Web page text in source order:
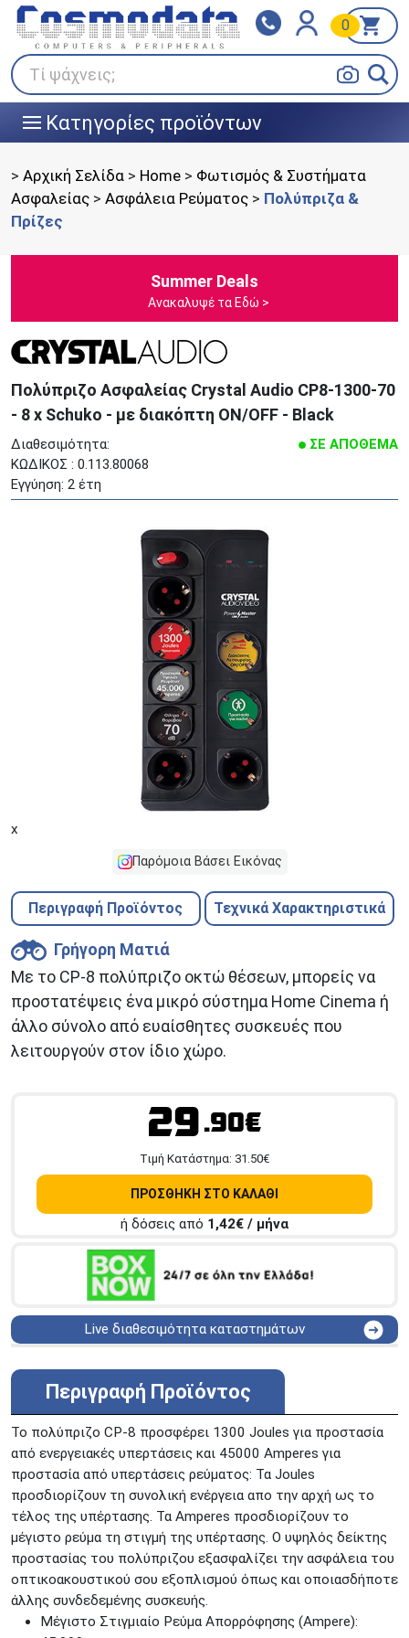
Τί ψάχνεις;
0
||| Κατηγορίες προϊόντων
Klarna
Πληρώστε σε 3
άτοκες δόσεις
BOX NOW
> Αρχική Σελίδα > Home > Φωτισμός & Συστήματα
Ασφαλείας > Ασφάλεια Ρεύματος > Πολύπριζα &
Πρίζες
Summer Deals
Ανακαλυψέ τα Εδώ >
Πολύπριζο Ασφαλείας Crystal Audio CP8-1300-70
- 8 x Schuko - με διακόπτη ON/OFF - Black
Διαθεσιμότητα:
ΣΕ ΑΠΟΘΕΜΑ
ΚΩΔΙΚΟΣ : 0.113.80068
Εγγύηση: 2 έτη
x
Παρόμοια Βάσει Εικόνας
Περιγραφή Προϊόντος Τεχνικά Χαρακτηριστικά
Γρήγορη Ματιά
Με το CP-8 πολύπριζο οκτώ θέσεων, μπορείς να
προστατέψεις ένα μικρό σύστημα Home Cinema ή
άλλο σύνολο από ευαίσθητες συσκευές που
λειτουργούν στον ίδιο χώρο.
29.90€
Tιμή Κατάστημα: 31.50€
ΠΡΟΣΘΗΚΗ ΣΤΟ ΚΑΛΑΘΙ
ή δόσεις από 1,42€ / μήνα
Live διαθεσιμότητα καταστημάτων
ΑΘΗΝΑ
Στουρνάρη 27
ΠΕΡΙΣΤΕΡΙ
ΠΕΙΡΑΙΑΣ
Μαυρομιχάλη 1 και Ακτή
Κονδύλη
ΜΕΤΑΜΟΡΦΩΣΗ
Τατοϊόυ 117
ΓΛΥΦΑΔΑ
A. Παπανδρέου 4
ΚΟΛΩΝΟΣ
Πτολεμαίου Κλαύδιου 8
ΚΕΝΤΡΙΚΕΣ ΑΠΟΘΗΚΕΣ
ΘΕΣΣΑΛΟΝΙΚΗ
Δωδεκανήσου 28 &
Πολυτεχνείου
Προσοχή!
Η Διαθεσιμότητα μεταβάλλεται συνεχώς
Περιγραφή Προϊόντος
Το πολύπριζο CP-8 προσφέρει 1300 Joules για προστασία
από ενεργειακές υπερτάσεις και 45000 Amperes για
προστασία από υπερτάσεις ρεύματος: Τα Joules
προσδιορίζουν τη συνολική ενέργεια απο την αρχή ως το
τέλος της υπέρτασης. Τα Amperes προσδιορίζουν το
μέγιστο ρεύμα τη στιγμή της υπέρτασης. Ο υψηλός δείκτης
προστασίας του πολύπριζου εξασφαλίζει την ασφάλεια του
οπτικοακουστικού σου εξοπλισμού όπως και οποιασδήποτε
άλλης συνδεδεμένης συσκευής.
Μέγιστο Στιγμιαίο Ρεύμα Απορρόφησης (Ampere):